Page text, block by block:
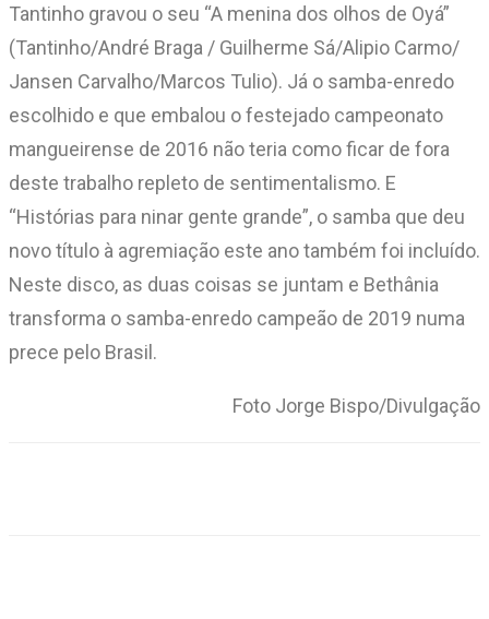
Tantinho gravou o seu “A menina dos olhos de Oyá”
(Tantinho/André Braga / Guilherme Sá/Alipio Carmo/
Jansen Carvalho/Marcos Tulio). Já o samba-enredo
escolhido e que embalou o festejado campeonato
mangueirense de 2016 não teria como ficar de fora
deste trabalho repleto de sentimentalismo. E
“Histórias para ninar gente grande”, o samba que deu
novo título à agremiação este ano também foi incluído.
Neste disco, as duas coisas se juntam e Bethânia
transforma o samba-enredo campeão de 2019 numa
prece pelo Brasil.
Foto Jorge Bispo/Divulgação